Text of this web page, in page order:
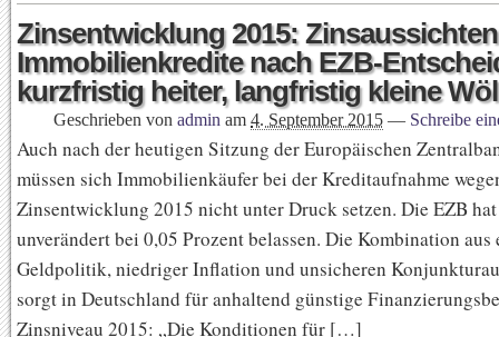
Zinsentwicklung 2015:
Immobilienkredite nach EZB-
kurzfristig heiter, langfristig kleine
Geschrieben von admin am 4. September 2015 — Schreibe
Auch nach der heutigen Sitzung der Europäischen
müssen sich Immobilienkäufer bei der Kreditaufnahme
Zinsentwicklung 2015 nicht unter Druck setzen. Die EZB
unverändert bei 0,05 Prozent belassen. Die Kombination aus
Geldpolitik, niedriger Inflation und unsicheren
sorgt in Deutschland für anhaltend günstige
Zinsniveau 2015: „Die Konditionen für […]